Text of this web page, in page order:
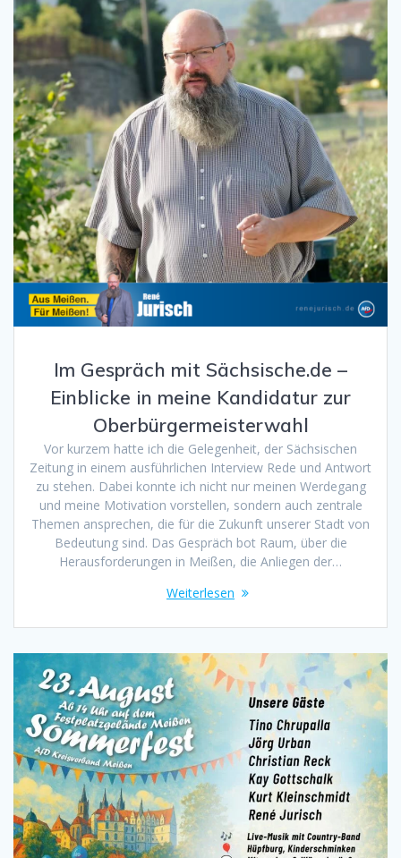
Im Gespräch mit Sächsische.de –
Einblicke in meine Kandidatur zur
Oberbürgermeisterwahl
Vor kurzem hatte ich die Gelegenheit, der Sächsischen
Zeitung in einem ausführlichen Interview Rede und Antwort
zu stehen. Dabei konnte ich nicht nur meinen Werdegang
und meine Motivation vorstellen, sondern auch zentrale
Themen ansprechen, die für die Zukunft unserer Stadt von
Bedeutung sind. Das Gespräch bot Raum, über die
Herausforderungen in Meißen, die Anliegen der…
Weiterlesen